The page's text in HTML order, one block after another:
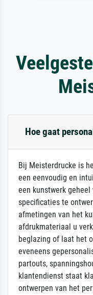
Hoe gaat
Bij Meisterdrucke is
een eenvoudig en
een kunstwerk
specificaties te
afmetingen van het
afdrukmateriaal u
beglazing of laat het
eveneens
partouts,
klantendienst staat
ontwerpen van het